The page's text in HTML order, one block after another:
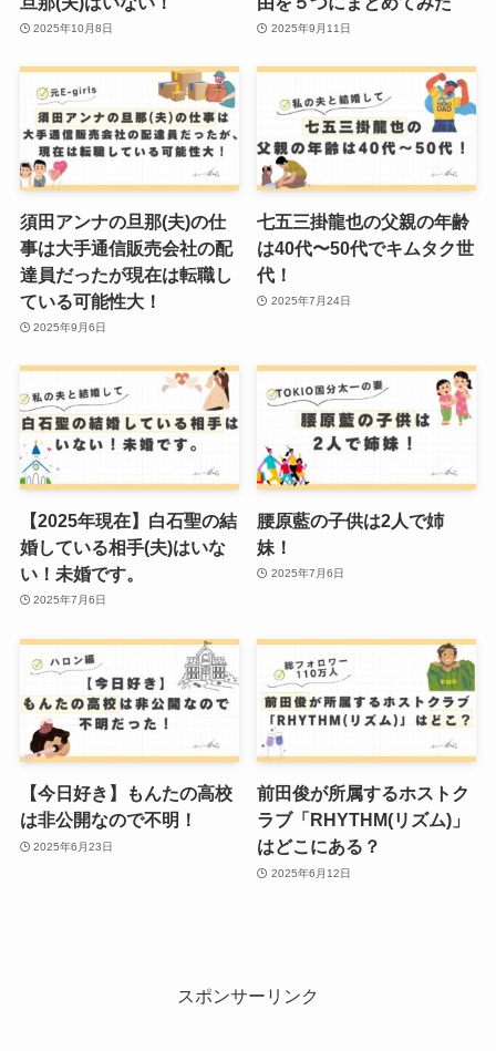
2025年10月8日 2025年9月11日
須田アンナの旦那(夫)の仕
事は大手通信販売会社の配
達員だったが現在は転職し
ている可能性大！
2025年9月6日
七五三掛龍也の父親の年齢
は40代〜50代でキムタク世
代！
2025年7月24日
【2025年現在】白石聖の結
婚している相手(夫)はいな
い！未婚です。
2025年7月6日
腰原藍の子供は2人で姉
妹！
2025年7月6日
【今日好き】もんたの高校
は非公開なので不明！
2025年6月23日
前田俊が所属するホストク
ラブ「RHYTHM(リズム)」
はどこにある？
2025年6月12日
スポンサーリンク